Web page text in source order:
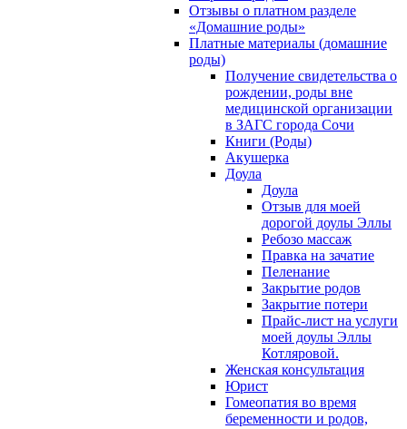
Отзывы о платном разделе
«Домашние роды»
Платные материалы (домашние
роды)
Получение свидетельства о
рождении, роды вне
медицинской организации
в ЗАГС города Сочи
Книги (Роды)
Акушерка
Доула
Доула
Отзыв для моей
дорогой доулы Эллы
Ребозо массаж
Правка на зачатие
Пеленание
Закрытие родов
Закрытие потери
Прайс-лист на услуги
моей доулы Эллы
Котляровой.
Женская консультация
Юрист
Гомеопатия во время
беременности и родов,